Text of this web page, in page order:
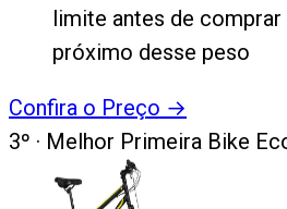
limite antes de
próximo desse peso
Confira o Preço →
3º · Melhor Primeira Bike